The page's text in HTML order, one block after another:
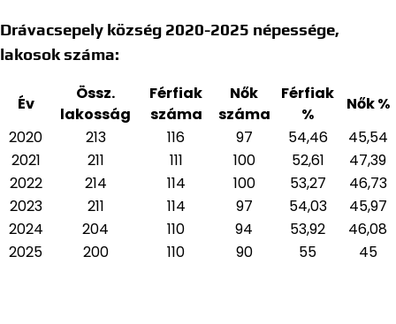
Drávacsepely község 2020-2025 népessége,
lakosok száma:
Év
Össz.
lakosság
Férfiak
száma
Nők
száma
Férfiak
%
Nők %
2020
213 116 97 54,46
45,54
2021
211 111 100 52,61
47,39
2022
214 114 100 53,27
46,73
2023
211 114 97 54,03
45,97
2024
204 110 94 53,92
46,08
2025
200 110 90 55 45